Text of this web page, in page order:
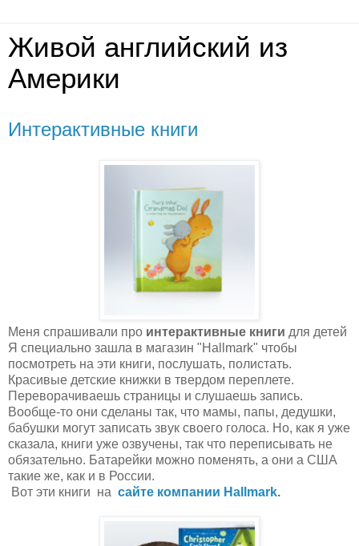
Живой английский из
Америки
Интерактивные книги
Меня спрашивали про интерактивные книги для детей
Я специально зашла в магазин "Hallmark" чтобы
посмотреть на эти книги, послушать, полистать.
Красивые детские книжки в твердом переплете.
Переворачиваешь страницы и слушаешь запись.
Вообще-то они сделаны так, что мамы, папы, дедушки,
бабушки могут записать звук своего голоса. Но, как я уже
сказала, книги уже озвучены, так что переписывать не
обязательно. Батарейки можно поменять, а они а США
такие же, как и в России.
Вот эти книги на сайте компании Hallmark.